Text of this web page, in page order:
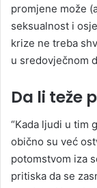
promjene može
seksualnost i
krize ne treba
u sredovječnom
Da li teže
“Kada ljudi u tim
obično su već
potomstvom iza
pritiska da se